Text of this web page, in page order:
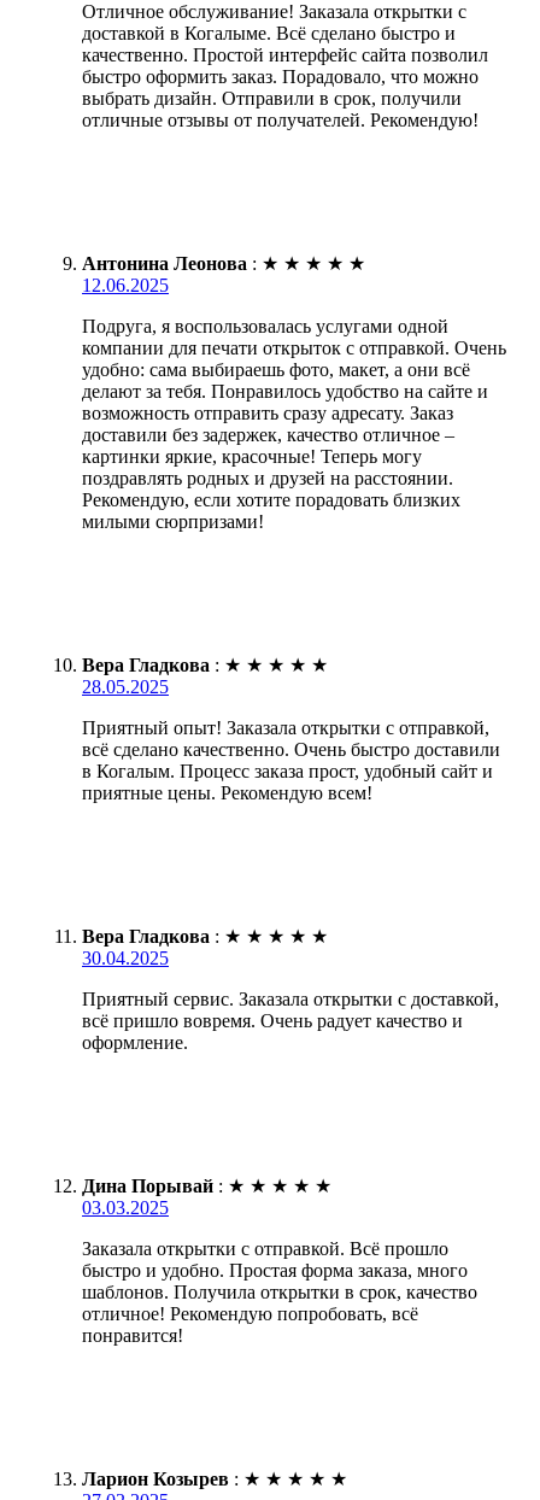
Отличное обслуживание! Заказала открытки с
доставкой в Когалыме. Всё сделано быстро и
качественно. Простой интерфейс сайта позволил
быстро оформить заказ. Порадовало, что можно
выбрать дизайн. Отправили в срок, получили
отличные отзывы от получателей. Рекомендую!
Антонина Леонова : ★ ★ ★ ★ ★
12.06.2025
Подруга, я воспользовалась услугами одной
компании для печати открыток с отправкой. Очень
удобно: сама выбираешь фото, макет, а они всё
делают за тебя. Понравилось удобство на сайте и
возможность отправить сразу адресату. Заказ
доставили без задержек, качество отличное –
картинки яркие, красочные! Теперь могу
поздравлять родных и друзей на расстоянии.
Рекомендую, если хотите порадовать близких
милыми сюрпризами!
Вера Гладкова : ★ ★ ★ ★ ★
28.05.2025
Приятный опыт! Заказала открытки с отправкой,
всё сделано качественно. Очень быстро доставили
в Когалым. Процесс заказа прост, удобный сайт и
приятные цены. Рекомендую всем!
Вера Гладкова : ★ ★ ★ ★ ★
30.04.2025
Приятный сервис. Заказала открытки с доставкой,
всё пришло вовремя. Очень радует качество и
оформление.
Дина Порывай : ★ ★ ★ ★ ★
03.03.2025
Заказала открытки с отправкой. Всё прошло
быстро и удобно. Простая форма заказа, много
шаблонов. Получила открытки в срок, качество
отличное! Рекомендую попробовать, всё
понравится!
Ларион Козырев : ★ ★ ★ ★ ★